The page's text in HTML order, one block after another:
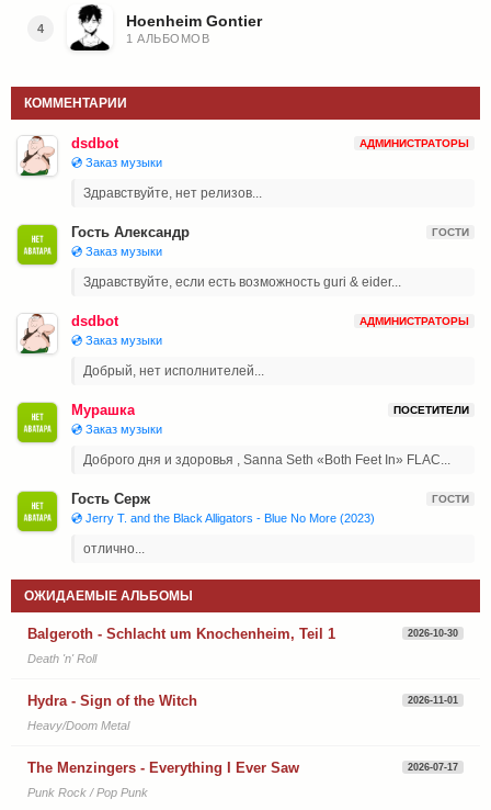
4 Hoenheim Gontier
1 АЛЬБОМОВ
КОММЕНТАРИИ
dsdbot АДМИНИСТРАТОРЫ
💿 Заказ музыки
Здравствуйте, нет релизов...
Гость Александр ГОСТИ
💿 Заказ музыки
Здравствуйте, если есть возможность guri & eider...
dsdbot АДМИНИСТРАТОРЫ
💿 Заказ музыки
Добрый, нет исполнителей...
Мурашка ПОСЕТИТЕЛИ
💿 Заказ музыки
Доброго дня и здоровья , Sanna Seth «Both Feet In» FLAC...
Гость Серж ГОСТИ
💿 Jerry T. and the Black Alligators - Blue No More (2023)
отлично...
ОЖИДАЕМЫЕ АЛЬБОМЫ
Balgeroth - Schlacht um Knochenheim, Teil 1 2026-10-30
Death 'n' Roll
Hydra - Sign of the Witch 2026-11-01
Heavy/Doom Metal
The Menzingers - Everything I Ever Saw 2026-07-17
Punk Rock / Pop Punk